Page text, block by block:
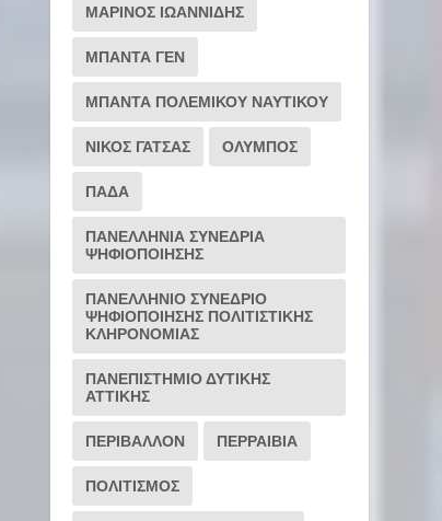
ΜΑΡΙΝΟΣ ΙΩΑΝΝΙΔΗΣ
ΜΠΑΝΤΑ ΓΕΝ
ΜΠΑΝΤΑ ΠΟΛΕΜΙΚΟΥ ΝΑΥΤΙΚΟΥ
ΝΙΚΟΣ ΓΑΤΣΑΣ ΟΛΥΜΠΟΣ
ΠΑΔΑ
ΠΑΝΕΛΛΗΝΙΑ ΣΥΝΕΔΡΙΑ
ΨΗΦΙΟΠΟΙΗΣΗΣ
ΠΑΝΕΛΛΗΝΙΟ ΣΥΝΕΔΡΙΟ
ΨΗΦΙΟΠΟΙΗΣΗΣ ΠΟΛΙΤΙΣΤΙΚΗΣ
ΚΛΗΡΟΝΟΜΙΑΣ
ΠΑΝΕΠΙΣΤΗΜΙΟ ΔΥΤΙΚΗΣ
ΑΤΤΙΚΗΣ
ΠΕΡΙΒΑΛΛΟΝ ΠΕΡΡΑΙΒΙΑ
ΠΟΛΙΤΙΣΜΟΣ